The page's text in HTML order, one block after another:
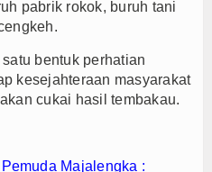
pabrik rokok, buruh tani
bentuk perhatian
kesejahteraan masyarakat
cukai hasil tembakau.
Majalengka :